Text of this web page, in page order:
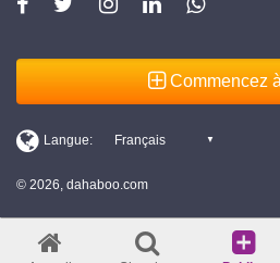
Commencez
© 2026, dahaboo.com